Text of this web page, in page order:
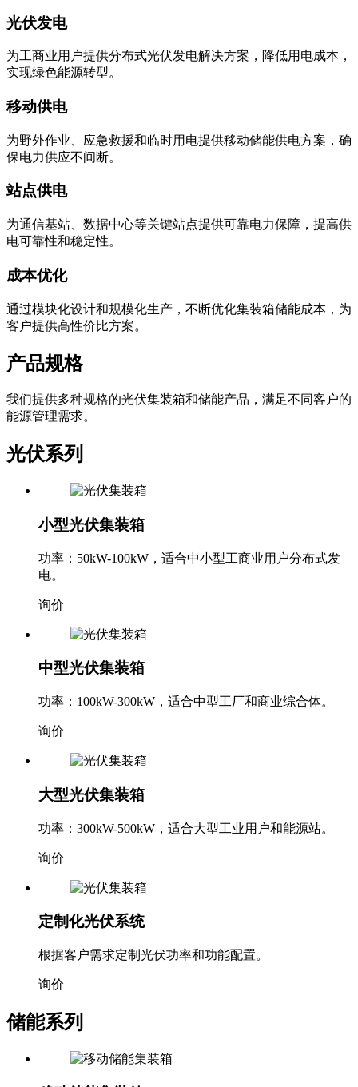
光伏发电
为工商业用户提供分布式光伏发电解决方案，降低用电成本，
实现绿色能源转型。
移动供电
为野外作业、应急救援和临时用电提供移动储能供电方案，确
保电力供应不间断。
站点供电
为通信基站、数据中心等关键站点提供可靠电力保障，提高供
电可靠性和稳定性。
成本优化
通过模块化设计和规模化生产，不断优化集装箱储能成本，为
客户提供高性价比方案。
产品规格
我们提供多种规格的光伏集装箱和储能产品，满足不同客户的
能源管理需求。
光伏系列
小型光伏集装箱
功率：50kW-100kW，适合中小型工商业用户分布式发
电。
询价
中型光伏集装箱
功率：100kW-300kW，适合中型工厂和商业综合体。
询价
大型光伏集装箱
功率：300kW-500kW，适合大型工业用户和能源站。
询价
定制化光伏系统
根据客户需求定制光伏功率和功能配置。
询价
储能系列